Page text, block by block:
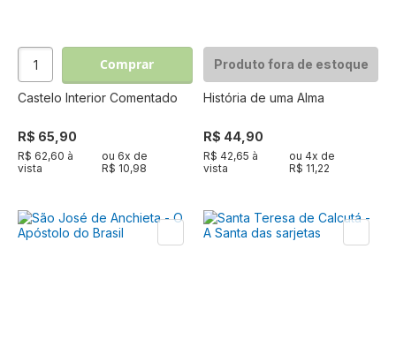
Comprar
Castelo Interior Comentado
R$ 65,90
R$ 62,60 à
vista
ou 6x de
R$ 10,98
Produto fora de estoque
História de uma Alma
R$ 44,90
R$ 42,65 à
vista
ou4x de
R$ 11,22